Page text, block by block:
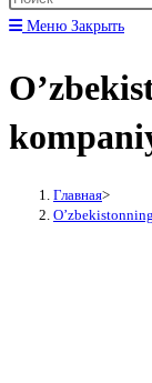
по
веб-
Меню Закрыть
Главная>